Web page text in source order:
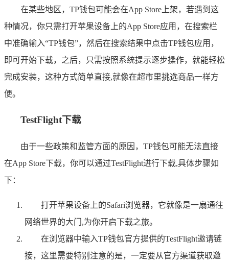
在某些地区，TP钱包可能会在App Store上架，若遇到这
种情况，你只需打开苹果设备上的App Store应用，在搜索栏
中准确输入“TP钱包”，然后在搜索结果中点击TP钱包应用，
即可开始下载，之后，只需按照系统提示逐步操作，就能轻松
完成安装，这种方式简单直接,就像在超市里挑选商品一样方
便。
TestFlight下载
由于一些政策和监管方面的原因，TP钱包可能无法直接
在App Store下载，你可以通过TestFlight进行下载,具体步骤如
下：
打开苹果设备上的Safari浏览器，它就像是一扇通往
网络世界的大门,为你开启下载之旅。
在浏览器中输入TP钱包官方提供的TestFlight邀请链
接，这里需要特别注意的是，一定要从官方渠道获取邀